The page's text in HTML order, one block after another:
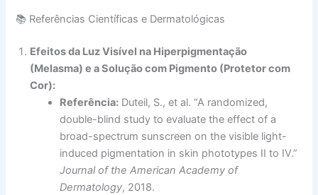
📚 Referências Científicas e Dermatológicas
Efeitos da Luz Visível na Hiperpigmentação
(Melasma) e a Solução com Pigmento (Protetor com
Cor):
Referência: Duteil, S., et al. “A randomized,
double-blind study to evaluate the effect of a
broad-spectrum sunscreen on the visible light-
induced pigmentation in skin phototypes II to IV.”
Journal of the American Academy of
Dermatology, 2018.